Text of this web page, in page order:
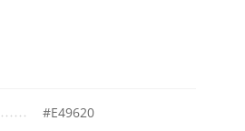
#E49620